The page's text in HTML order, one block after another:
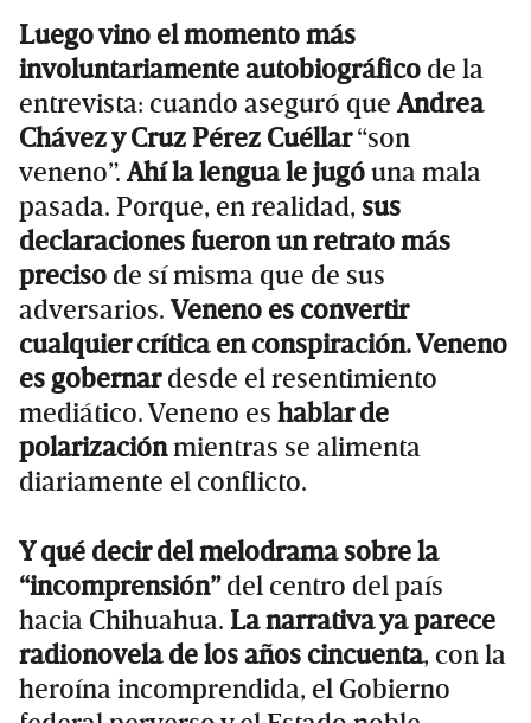
Luego vino el momento más
involuntariamente autobiográfico de la
entrevista: cuando aseguró que Andrea
Chávez y Cruz Pérez Cuéllar“son
veneno”. Ahí la lengua le jugóuna mala
pasada. Porque, en realidad, sus
declaraciones fueron un retrato más
preciso de sí misma que de sus
adversarios. Veneno es convertir
cualquier crítica en conspiración. Veneno
es gobernardesde el resentimiento
mediático. Veneno es hablar de
polarizaciónmientras se alimenta
diariamente el conflicto.
Y qué decir del melodrama sobre la
“incomprensión”del centro del país
hacia Chihuahua. La narrativa ya parece
radionovela de los años cincuenta, con la
heroína incomprendida, el Gobierno